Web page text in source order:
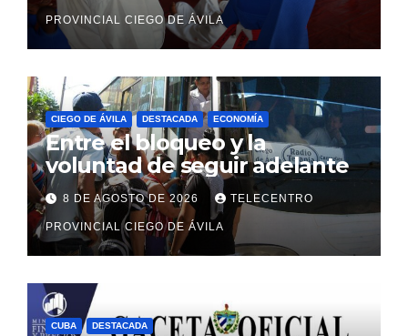
PROVINCIAL CIEGO DE ÁVILA
CIEGO DE ÁVILA DESTACADA ECONOMÍA
Entre el bloqueo y la
voluntad de seguir adelante
8 DE AGOSTO DE 2026 TELECENTRO
PROVINCIAL CIEGO DE ÁVILA
CUBA DESTACADA